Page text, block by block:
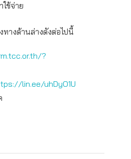
ช้จ่าย
ทางด้านล่างดังต่อไปนี้
?
lin.ee/uhDyO1U